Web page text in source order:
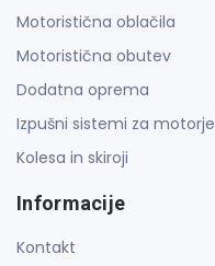
Motoristična oblačila
Motoristična obutev
Dodatna oprema
Izpušni sistemi za motorje
Kolesa in skiroji
Informacije
Kontakt